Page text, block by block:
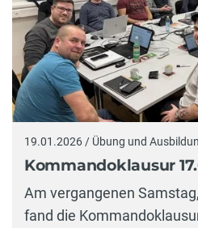
19.01.2026 / Übung und
Kommandoklausur
Am vergangenen
fand die